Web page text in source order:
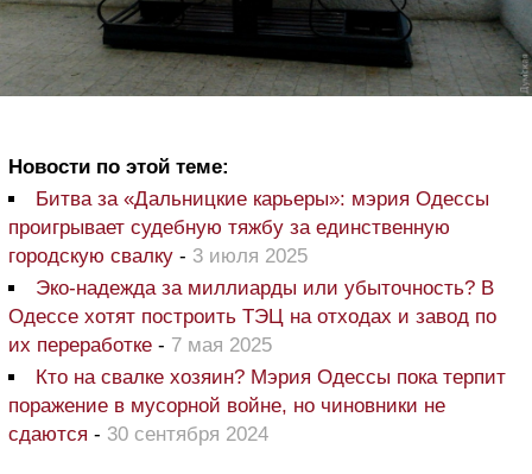
Новости по этой теме:
Битва за «Дальницкие карьеры»: мэрия Одессы
проигрывает судебную тяжбу за единственную
городскую свалку - 3 июля 2025
Эко-надежда за миллиарды или убыточность? В
Одессе хотят построить ТЭЦ на отходах и завод по
их переработке - 7 мая 2025
Кто на свалке хозяин? Мэрия Одессы пока терпит
поражение в мусорной войне, но чиновники не
сдаются - 30 сентября 2024